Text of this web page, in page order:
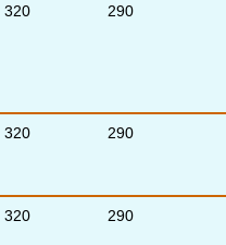
320 290
320 290
320 290